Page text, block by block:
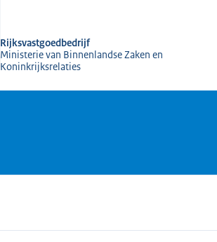
Rijksvastgoedbedrijf
Ministerie van Binnenlandse Zaken en
Koninkrijksrelaties